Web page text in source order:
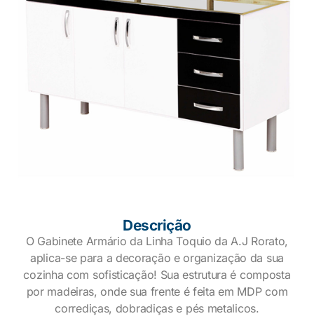
Descrição
O Gabinete Armário da Linha Toquio da A.J Rorato,
aplica-se para a decoração e organização da sua
cozinha com sofisticação! Sua estrutura é composta
por madeiras, onde sua frente é feita em MDP com
corrediças, dobradiças e pés metalicos.